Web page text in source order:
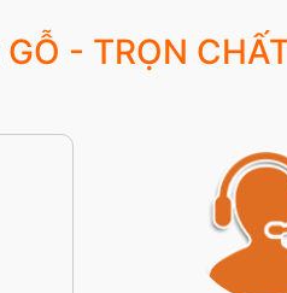
- TRỌN